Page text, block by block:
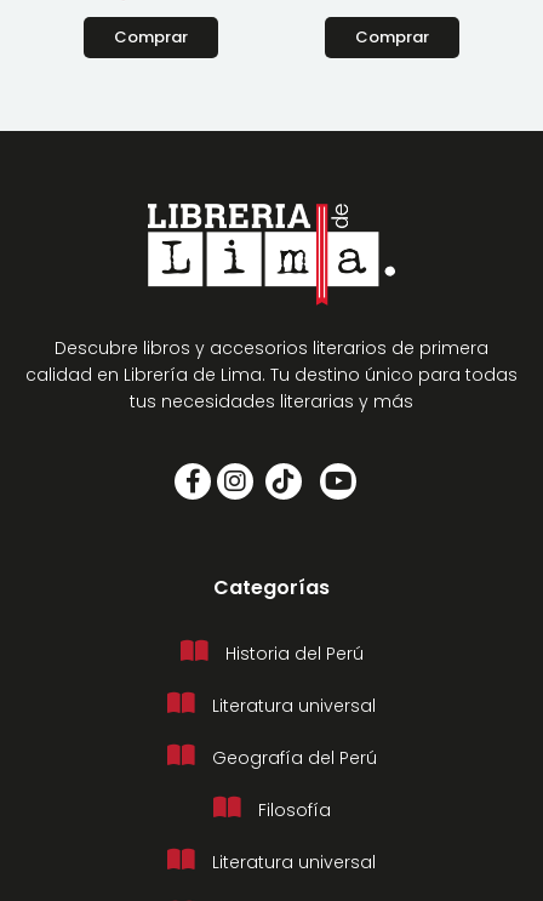
Comprar Comprar
Descubre libros y accesorios literarios de primera
calidad en Librería de Lima. Tu destino único para todas
tus necesidades literarias y más
Categorías
Historia del Perú
Literatura universal
Geografía del Perú
Filosofía
Literatura universal